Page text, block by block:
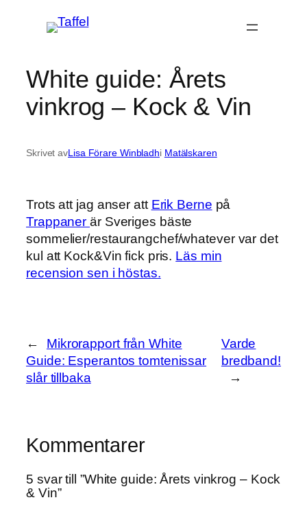
White guide: Årets
vinkrog – Kock & Vin
Skrivet avLisa Förare Winbladhi Matälskaren
Trots att jag anser att Erik Berne på
Trappanerär Sveriges bäste
sommelier/restaurangchef/whatever var det
kul att Kock&Vin fick pris. Läs min
recension sen i höstas.
←
Mikrorapport från White
Guide: Esperantos tomtenissar
slår tillbaka
Varde
bredband!
→
Kommentarer
5 svar till ”White guide: Årets vinkrog – Kock
& Vin”